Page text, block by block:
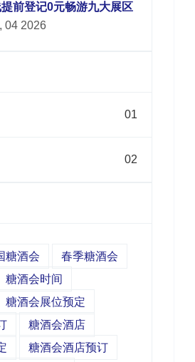
提前登记0元畅游九大展区
04 2026
01
02
糖酒会
春季糖酒会
糖酒会时间
糖酒会展位预定
糖酒会酒店
糖酒会酒店预订